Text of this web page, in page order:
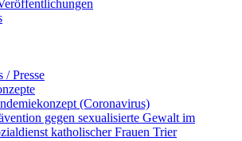
/ Presse
(Coronavirus)
gegen sexualisierte Gewalt im
katholischer Frauen Trier